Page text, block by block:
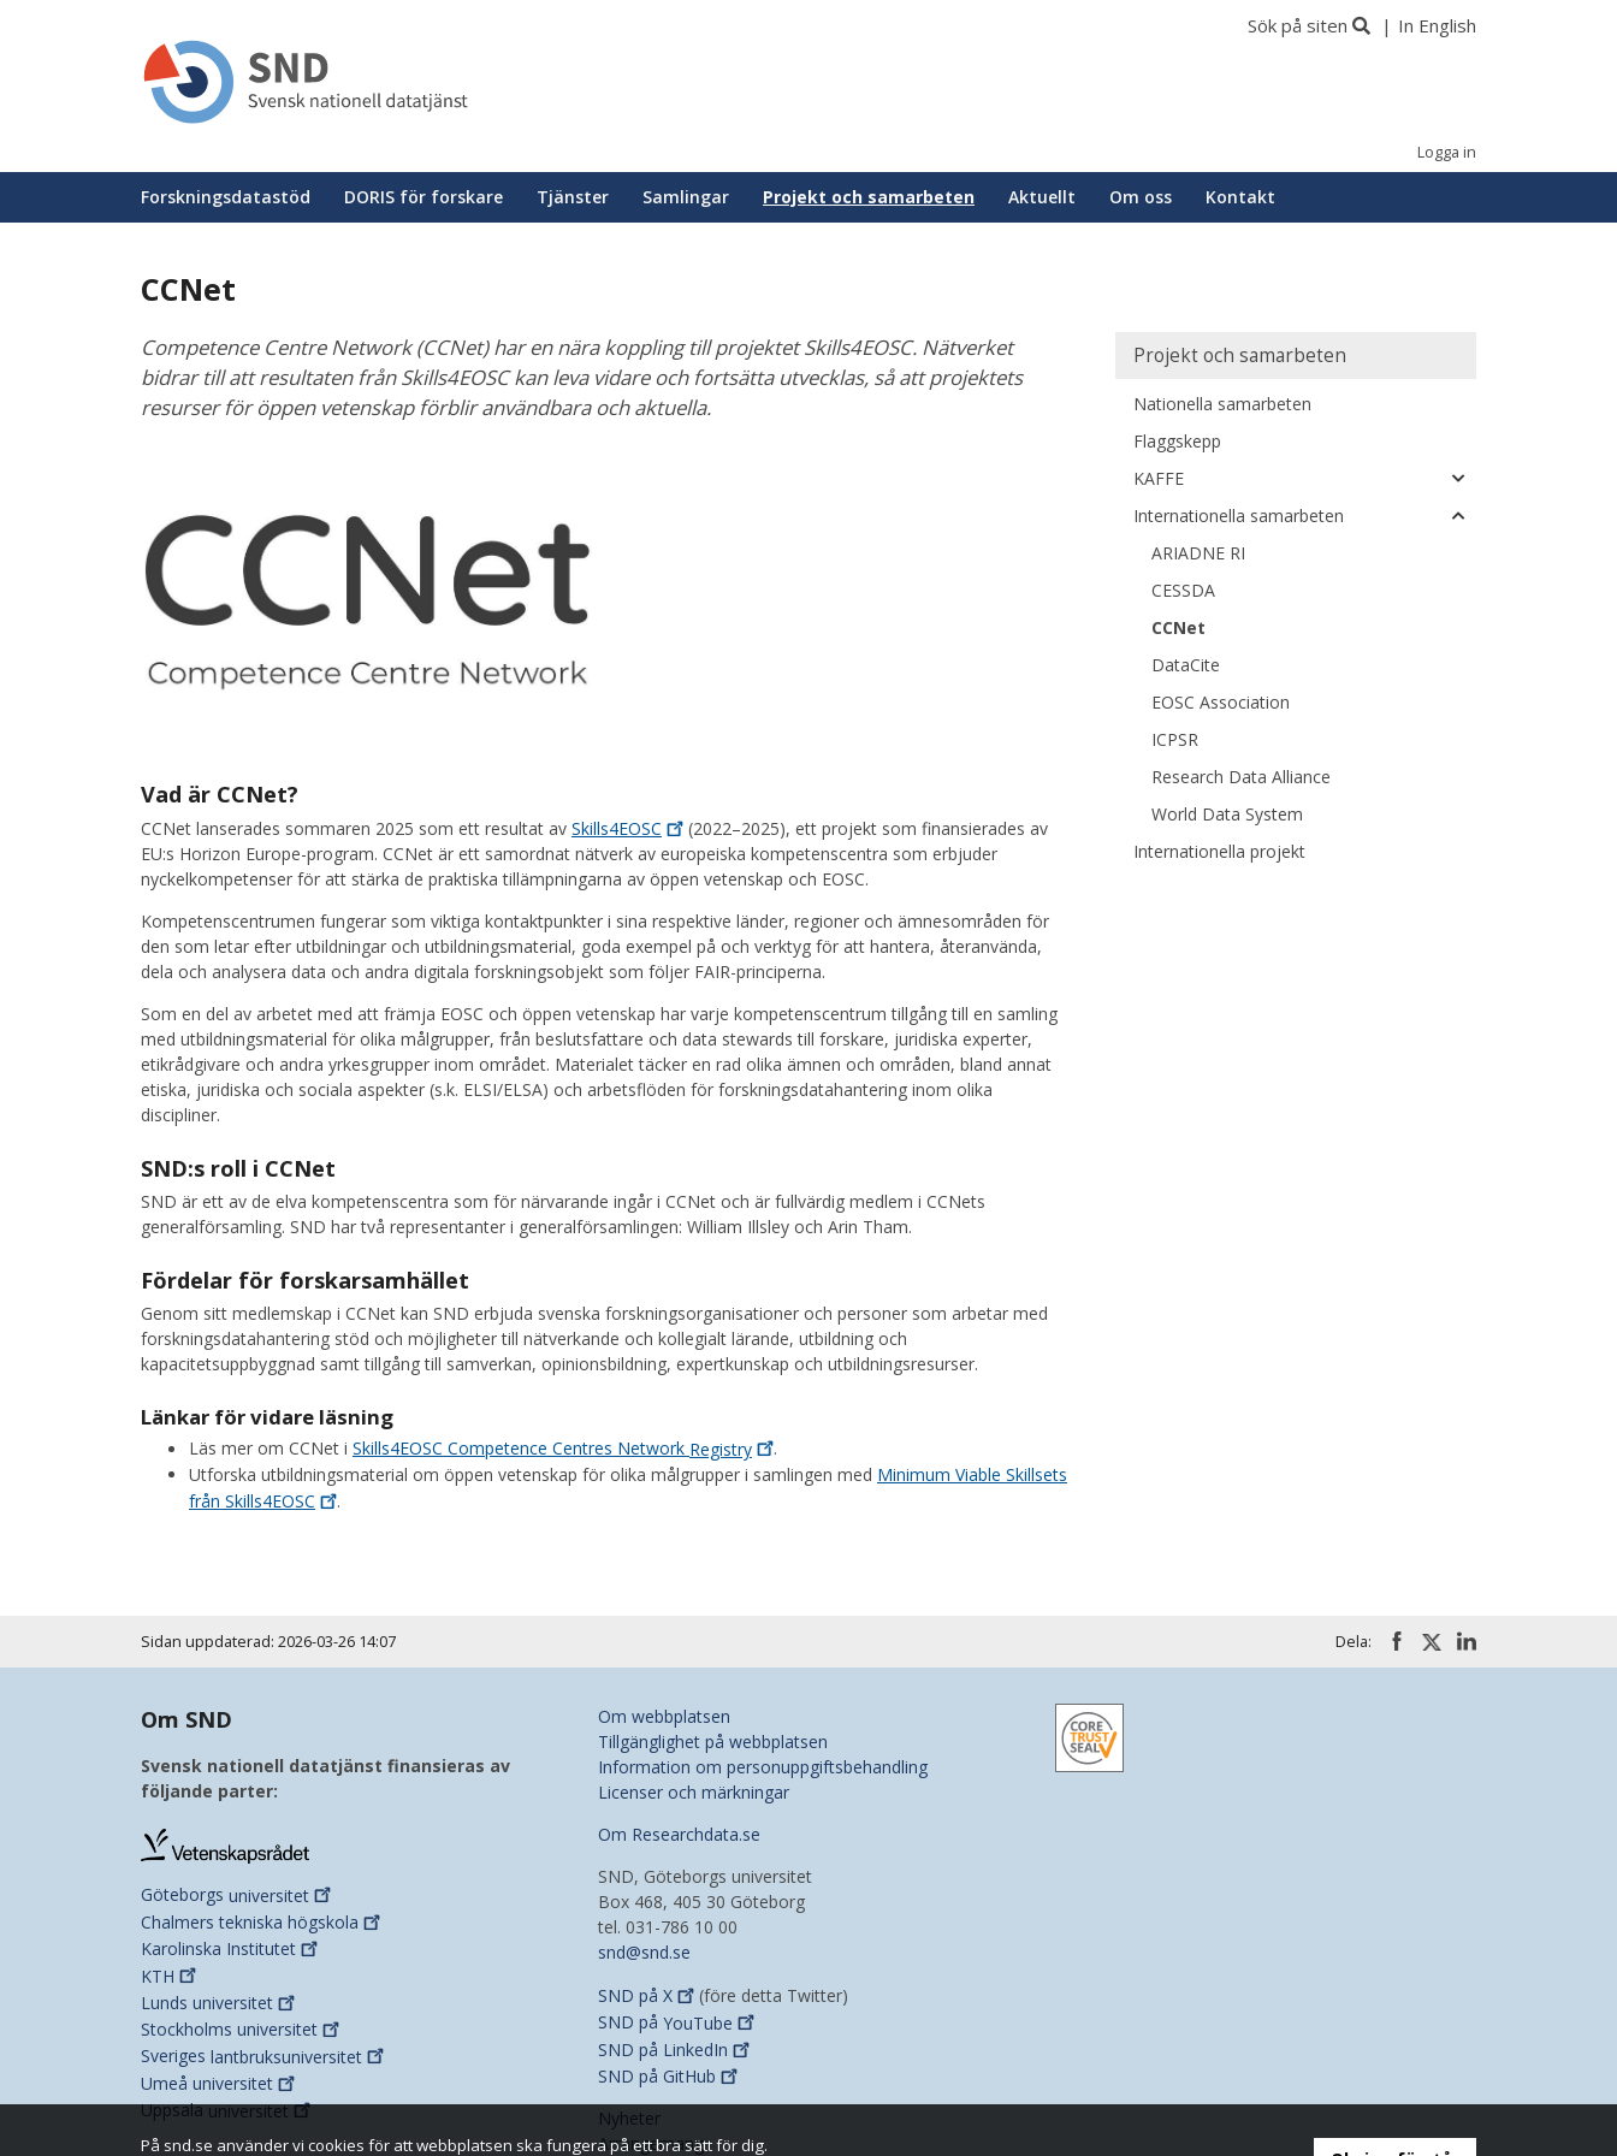
Sök på siten In English
Logga in
Huvudmeny
Forskningsdatastöd DORIS för forskare Tjänster Samlingar Projekt och samarbeten Aktuellt Om oss Kontakt
CCNet
Competence Centre Network (CCNet) har en nära koppling till projektet Skills4EOSC. Nätverket
bidrar till att resultaten från Skills4EOSC kan leva vidare och fortsätta utvecklas, så att projektets
resurser för öppen vetenskap förblir användbara och aktuella.
Vad är CCNet?
CCNet lanserades sommaren 2025 som ett resultat av Skills4EOSC
(2022–2025), ett projekt som finansierades av
EU:s Horizon Europe-program. CCNet är ett samordnat nätverk av europeiska kompetenscentra som erbjuder
nyckelkompetenser för att stärka de praktiska tillämpningarna av öppen vetenskap och EOSC.
Kompetenscentrumen fungerar som viktiga kontaktpunkter i sina respektive länder, regioner och ämnesområden för
den som letar efter utbildningar och utbildningsmaterial, goda exempel på och verktyg för att hantera, återanvända,
dela och analysera data och andra digitala forskningsobjekt som följer FAIR-principerna.
Som en del av arbetet med att främja EOSC och öppen vetenskap har varje kompetenscentrum tillgång till en samling
med utbildningsmaterial för olika målgrupper, från beslutsfattare och data stewards till forskare, juridiska experter,
etikrådgivare och andra yrkesgrupper inom området. Materialet täcker en rad olika ämnen och områden, bland annat
etiska, juridiska och sociala aspekter (s.k. ELSI/ELSA) och arbetsflöden för forskningsdatahantering inom olika
discipliner.
SND:s roll i CCNet
SND är ett av de elva kompetenscentra som för närvarande ingår i CCNet och är fullvärdig medlem i CCNets
generalförsamling. SND har två representanter i generalförsamlingen: William Illsley och Arin Tham.
Fördelar för forskarsamhället
Genom sitt medlemskap i CCNet kan SND erbjuda svenska forskningsorganisationer och personer som arbetar med
forskningsdatahantering stöd och möjligheter till nätverkande och kollegialt lärande, utbildning och
kapacitetsuppbyggnad samt tillgång till samverkan, opinionsbildning, expertkunskap och utbildningsresurser.
Länkar för vidare läsning
Läs mer om CCNet i Skills4EOSC Competence Centres Network Registry
.
Utforska utbildningsmaterial om öppen vetenskap för olika målgrupper i samlingen med Minimum Viable Skillsets
från Skills4EOSC .
Main
Projekt och samarbeten
Nationella samarbeten
Flaggskepp
KAFFE
Internationella samarbeten
ARIADNE RI
CESSDA
CCNet
DataCite
EOSC Association
ICPSR
Research Data Alliance
World Data System
Internationella projekt
Sidan uppdaterad: 2026-03-26 14:07 Dela:
Om SND
Svensk nationell datatjänst finansieras av
följande parter:
Göteborgs universitet
Chalmers tekniska högskola
Karolinska Institutet
KTH
Lunds universitet
Stockholms universitet
Sveriges lantbruksuniversitet
Umeå universitet
Uppsalauniversitet
Om webbplatsen
Tillgänglighet på webbplatsen
Information om personuppgiftsbehandling
Licenser och märkningar
Om Researchdata.se
SND, Göteborgs universitet
Box 468, 405 30 Göteborg
tel. 031-786 10 00
snd@snd.se
SND på X
(före detta Twitter)
SND på YouTube
SND på LinkedIn
SND på GitHub
Nyheter
Arrangemang
På snd.se använder vi cookies för att webbplatsen ska fungera på ett bra sätt för dig.